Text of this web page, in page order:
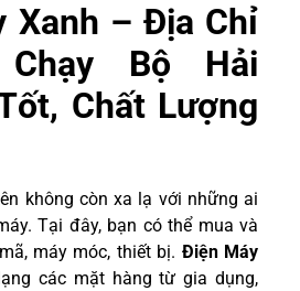
Xanh – Địa Chỉ
Bộ Hải
Chất Lượng
không còn xa lạ với những ai
Tại đây, bạn có thể mua và
máy móc, thiết bị. Điện Máy
các mặt hàng từ gia dụng,